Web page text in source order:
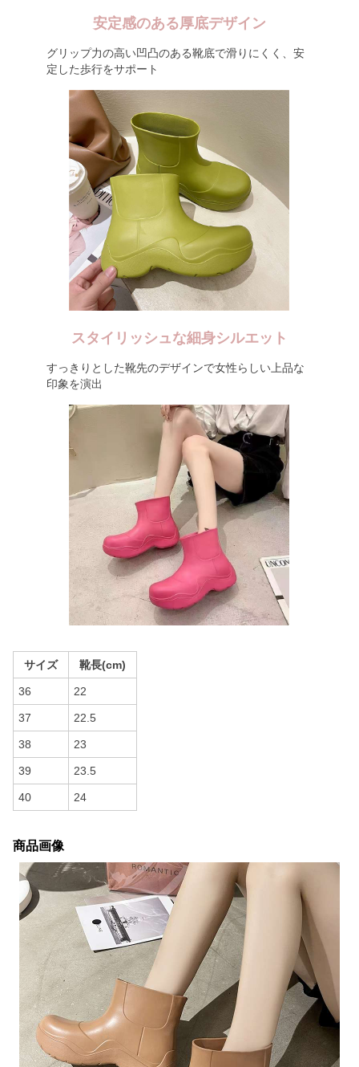
安定感のある厚底デザイン
グリップ力の高い凹凸のある靴底で滑りにくく、安
定した歩行をサポート
スタイリッシュな細身シルエット
すっきりとした靴先のデザインで女性らしい上品な
印象を演出
サイズ 靴長(cm)
36 22
37 22.5
38 23
39 23.5
40 24
商品画像